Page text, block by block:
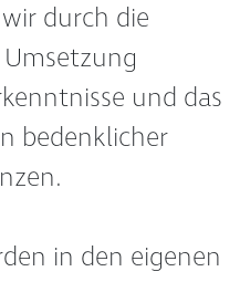
und das
bedenklicher
in den eigenen